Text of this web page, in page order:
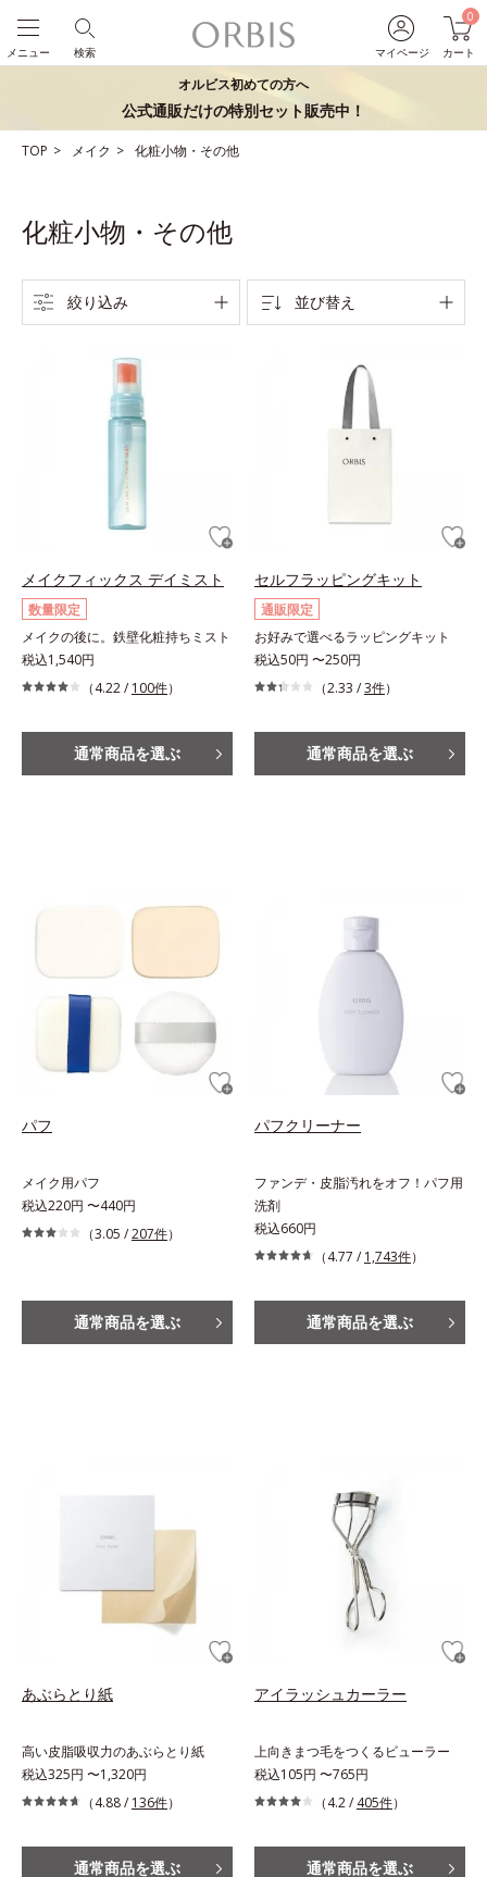
マイページ
0
カート
検索
メニュー
オルビス初めての方へ
公式通販だけの特別セット販売中！
TOP メイク 化粧小物・その他
化粧小物・その他
絞り込み 並び替え
メイクフィックス デイミスト
数量限定
メイクの後に。鉄壁化粧持ちミスト
税込1,540円
（4.22 / 100件）
通常商品を選ぶ
セルフラッピングキット
通販限定
お好みで選べるラッピングキット
税込50円 〜250円
（2.33 /3件）
通常商品を選ぶ
パフ
メイク用パフ
税込220円 〜440円
（3.05 /207件）
通常商品を選ぶ
パフクリーナー
ファンデ・皮脂汚れをオフ！パフ用
洗剤
税込660円
（4.77 / 1,743件）
通常商品を選ぶ
あぶらとり紙
高い皮脂吸収力のあぶらとり紙
税込325円 〜1,320円
（4.88 / 136件）
通常商品を選ぶ
アイラッシュカーラー
上向きまつ毛をつくるビューラー
税込105円 〜765円
（4.2 / 405件）
通常商品を選ぶ